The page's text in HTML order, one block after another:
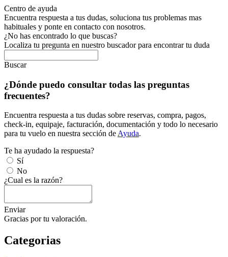
Centro de ayuda
Encuentra respuesta a tus dudas, soluciona tus problemas mas
habituales y ponte en contacto con nosotros.
¿No has encontrado lo que buscas?
Localiza tu pregunta en nuestro buscador para encontrar tu duda
Buscar
¿Dónde puedo consultar todas las preguntas
frecuentes?
Encuentra respuesta a tus dudas sobre reservas, compra, pagos,
check-in, equipaje, facturación, documentación y todo lo necesario
para tu vuelo en nuestra sección deAyuda.
Te ha ayudado la respuesta?
Sí
No
¿Cual es la razón?
Enviar
Gracias por tu valoración.
Categorias